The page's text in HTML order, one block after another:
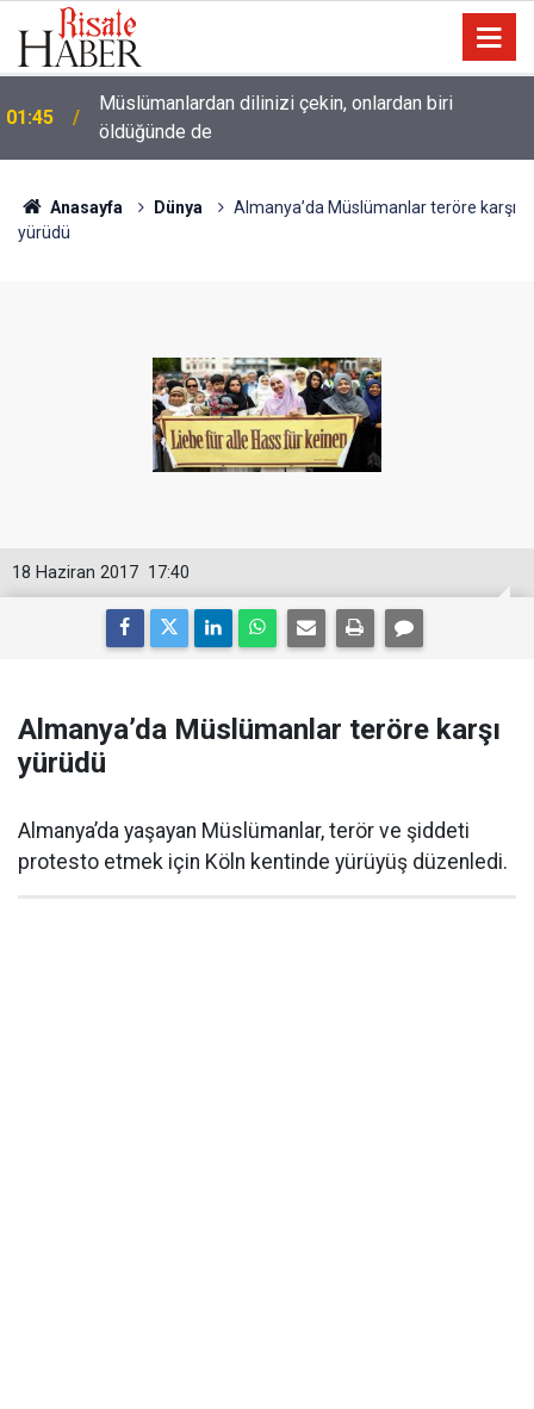
01:45
Müslümanlardan dilinizi çekin, onlardan biri
öldüğünde de
Anasayfa Dünya
Almanya’da Müslümanlar teröre karşı
yürüdü
17:40
18 Haziran 2017
Almanya’da Müslümanlar teröre karşı
yürüdü
Almanya’da yaşayan Müslümanlar, terör ve şiddeti
protesto etmek için Köln kentinde yürüyüş düzenledi.